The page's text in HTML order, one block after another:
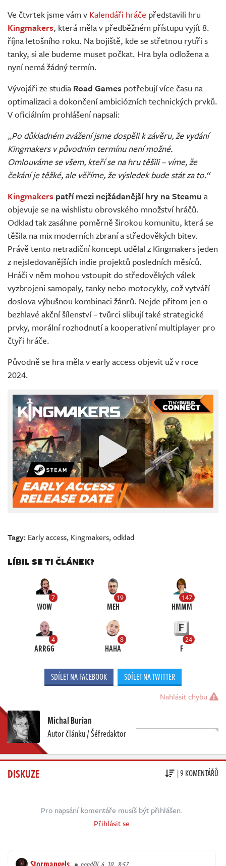
Živě
Ve čtvrtek jsme vám v Kalendáři hráče představili hru
Kingmakers, která měla v předběžném přístupu vyjít 8.
října letošního roku. Na bojiště, kde se střetnou rytíři s
tanky, si ale budeme muset počkat. Hra byla odložena a
nyní nemá žádný termín.
Vývojáři ze studia Road Games potřebují více času na
optimalizaci a dokončení ambiciózních technických prvků.
V oficiálním prohlášení napsali:
„Po důkladném zvážení jsme dospěli k závěru, že vydání
Kingmakers v původním termínu není možné.
Omlouváme se všem, kteří se na hru těšili – víme, že
čekání je těžké, ale věříme, že výsledek bude stát za to.“
Kingmakers patří mezi nejžádanější hry na Steamu a
objevuje se na wishlistu obrovského množství hráčů.
Odklad tak zasáhne poměrně širokou komunitu, která se
těšila na mix moderních zbraní a středověkých bitev.
Právě tento netradiční koncept udělal z Kingmakers jeden
z nejsledovanějších indie projektů posledních měsíců.
Hráči v něm mohou vstoupit do středověkých válek
vyzbrojeni samopaly, tanky nebo motocykly, což vytváří
doslova výbušnou kombinaci žánrů. Nejde přitom jen o
bezhlavé akční šílenství – tvůrci slibují také strategické
prvky, morální rozhodnutí a kooperativní multiplayer pro
čtyři hráče.
Původně se hra měla v early access objevit už v roce
2024.
Tagy: Early access, Kingmakers,odklad
LÍBIL SE TI ČLÁNEK?
7
WOW
19
MEH
147
HMMM
4
ARRGG
8
HAHA
24
F
SDÍLET NA FACEBOOK SDÍLET NA TWITTER
Nahlásit chybu
Michal Burian
Autor článku / Šéfredaktor
DISKUZE | 9 KOMENTÁŘŮ
Pro napsání komentáře musíš být přihlášen.
Přihlásit se